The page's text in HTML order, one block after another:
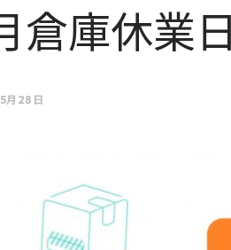
倉庫休業
月28日